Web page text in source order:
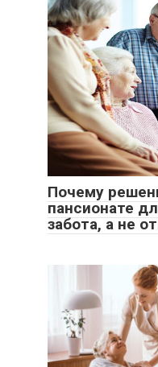
Почему
пансионате
забота, а не